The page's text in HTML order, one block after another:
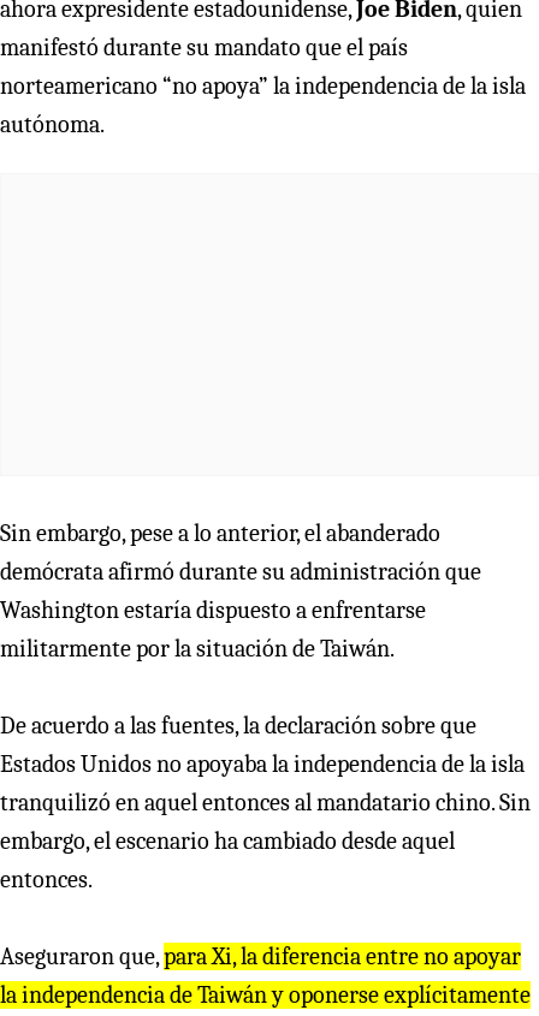
ahora expresidente estadounidense,Joe Biden, quien
manifestó durante su mandato que el país
norteamericano “no apoya” la independencia de la isla
autónoma.
Sin embargo, pese a lo anterior, el abanderado
demócrata afirmó durante su administración que
Washington estaría dispuesto a enfrentarse
militarmente por la situación de Taiwán.
De acuerdo a las fuentes, la declaración sobre que
Estados Unidos no apoyaba la independencia de la isla
tranquilizó en aquel entonces al mandatario chino. Sin
embargo, el escenario ha cambiado desde aquel
entonces.
Aseguraron que,para Xi, la diferencia entre no apoyar
la independencia de Taiwán y oponerse explícitamente